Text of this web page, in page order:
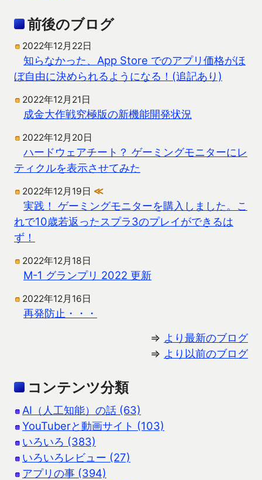
前後のブログ
2022年12月22日
知らなかった、App Store でのアプリ価格がほ
ぼ自由に決められるようになる！(追記あり)
2022年12月21日
成金大作戦究極版の新機能開発状況
2022年12月20日
ハードウェアチート？ ゲーミングモニターにレ
ティクルを表示させてみた
2022年12月19日 ≪
実践！ ゲーミングモニターを購入しました。こ
れで10歳若返ったスプラ3のプレイができるは
ず！
2022年12月18日
M-1 グランプリ 2022 更新
2022年12月16日
再発防止・・・
⇒ より最新のブログ
⇒ より以前のブログ
コンテンツ分類
AI（人工知能）の話 (63)
YouTuberと動画サイト (103)
いろいろ (383)
いろいろレビュー (27)
アプリの事 (394)